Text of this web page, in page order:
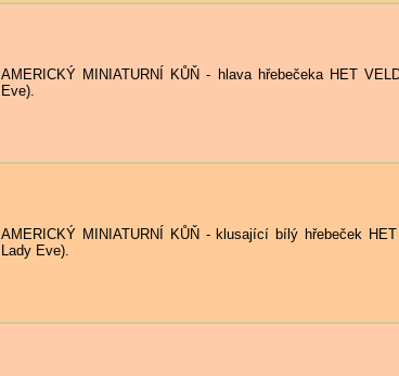
AMERICKÝ MINIATURNÍ KŮŇ - hlava hřebečeka HET
Eve).
AMERICKÝ MINIATURNÍ KŮŇ - klusající bílý hřebeček
Lady Eve).